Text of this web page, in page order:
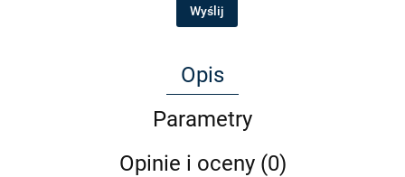
Wyślij
Opis
Parametry
Opinie i oceny (0)